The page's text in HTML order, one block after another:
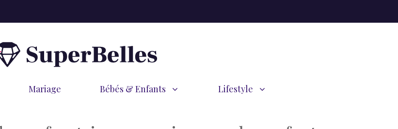
Mariage Bébés & Enfants Lifestyle